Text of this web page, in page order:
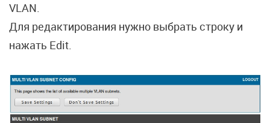
VLAN.
Для редактирования нужно выбрать строку и
нажать Edit.